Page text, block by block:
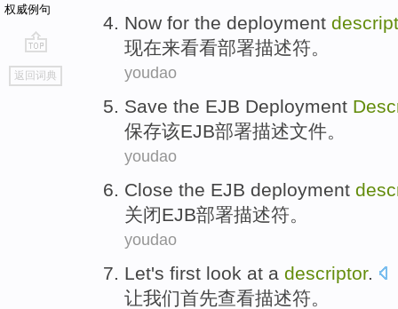
权威例句
go
top
返回词典
Now for the deployment
现在来看看部署描述符。
youdao
Save the EJB Deployment
保存该EJB部署描述文件。
youdao
Close the EJB deployment
关闭EJB部署描述符。
youdao
Let's first look at a descriptor.
让我们首先查看描述符。